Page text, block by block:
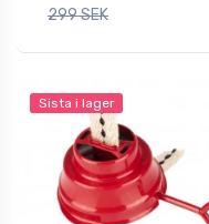
299 SEK
Sista i lager